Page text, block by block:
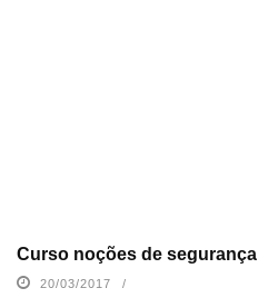
Curso noções de segurança
20/03/2017